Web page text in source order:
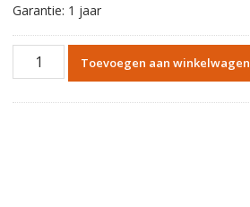
Garantie: 1 jaar
Originele
batterij
Toevoegen aan winkelwagen